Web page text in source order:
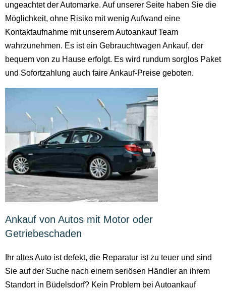
ungeachtet der Automarke. Auf unserer Seite haben Sie die
Möglichkeit, ohne Risiko mit wenig Aufwand eine
Kontaktaufnahme mit unserem Autoankauf Team
wahrzunehmen. Es ist ein Gebrauchtwagen Ankauf, der
bequem von zu Hause erfolgt. Es wird rundum sorglos Paket
und Sofortzahlung auch faire Ankauf-Preise geboten.
Ankauf von Autos mit Motor oder
Getriebeschaden
Ihr altes Auto ist defekt, die Reparatur ist zu teuer und sind
Sie auf der Suche nach einem seriösen Händler an ihrem
Standort in Büdelsdorf? Kein Problem bei Autoankauf